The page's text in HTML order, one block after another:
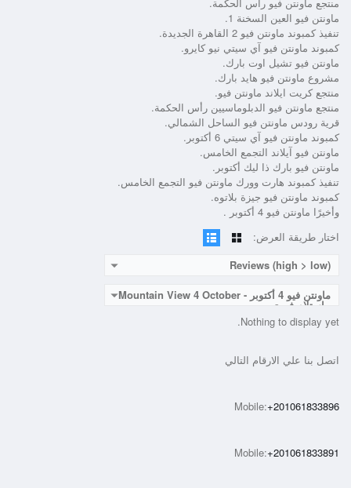
ماونتن فيو العين السخنة 1.
تنفيذ كمبوند ماونتن فيو 2 القاهرة الجديدة.
كمبوند ماونتن فيو آي سيتي نيو كايرو.
ماونتن فيو تشيل اوت بارك.
مشروع ماونتن فيو هايد بارك.
منتجع كريت ايلاند ماونتن فيو.
منتجع ماونتن فيو الدبلوماسيين رأس الحكمة.
قرية رودس ماونتن فيو الساحل الشمالي.
كمبوند ماونتن فيو آي سيتي 6 أكتوبر.
ماونتن فيو آيلاند التجمع الخامس.
ماونتن فيو بارك ذا ليك أكتوبر.
تنفيذ كمبوند هارت وورك ماونتن فيو التجمع الخامس.
كمبوند ماونتن فيو جيزة بلاتوه.
وأخيرًا ماونتن فيو 4 أكتوبر .
اختار طريقة العرض:
Reviews (high > low)
ماونتن فيو 4 أكتوبر - Mountain View 4 October
- استلام فوري
Nothing to display yet.
اتصل بنا علي الارقام التالي
Mobile:+201061833896
Mobile:+201061833891